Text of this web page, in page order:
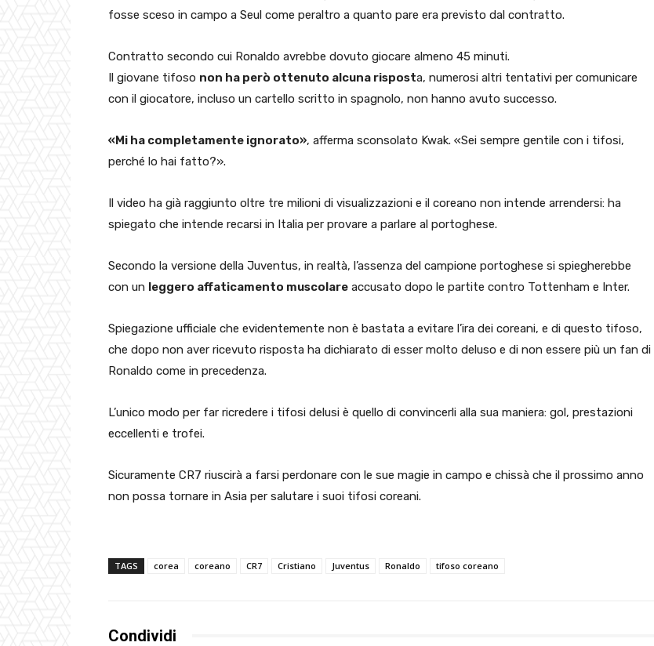
fosse sceso in campo a Seul come peraltro a quanto pare era previsto dal contratto.
Contratto secondo cui Ronaldo avrebbe dovuto giocare almeno 45 minuti.
Il giovane tifoso non ha però ottenuto alcuna risposta, numerosi altri tentativi per comunicare
con il giocatore, incluso un cartello scritto in spagnolo, non hanno avuto successo.
«Mi ha completamente ignorato», afferma sconsolato Kwak. «Sei sempre gentile con i tifosi,
perché lo hai fatto?».
Il video ha già raggiunto oltre tre milioni di visualizzazioni e il coreano non intende arrendersi: ha
spiegato che intende recarsi in Italia per provare a parlare al portoghese.
Secondo la versione della Juventus, in realtà, l’assenza del campione portoghese si spiegherebbe
con un leggero affaticamento muscolare accusato dopo le partite contro Tottenham e Inter.
Spiegazione ufficiale che evidentemente non è bastata a evitare l’ira dei coreani, e di questo tifoso,
che dopo non aver ricevuto risposta ha dichiarato di esser molto deluso e di non essere più un fan di
Ronaldo come in precedenza.
L’unico modo per far ricredere i tifosi delusi è quello di convincerli alla sua maniera: gol, prestazioni
eccellenti e trofei.
Sicuramente CR7 riuscirà a farsi perdonare con le sue magie in campo e chissà che il prossimo anno
non possa tornare in Asia per salutare i suoi tifosi coreani.
TAGS corea coreano CR7 Cristiano Juventus Ronaldo tifoso coreano
Condividi